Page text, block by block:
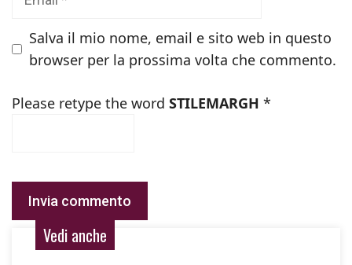
Salva il mio nome, email e sito web in questo
browser per la prossima volta che commento.
Please retype the word STILEMARGH *
Vedi anche